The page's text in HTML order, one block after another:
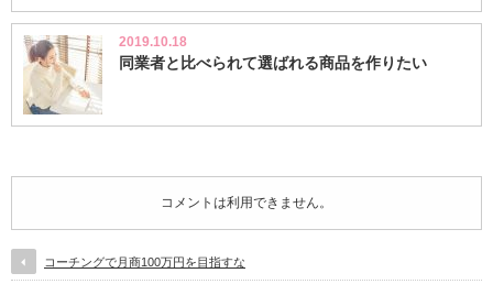
2019.10.18
同業者と比べられて選ばれる商品を作りたい
コメントは利用できません。
コーチングで月商100万円を目指すな